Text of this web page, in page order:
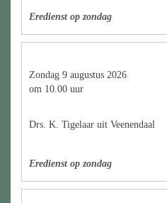
Eredienst op zondag
Zondag 9 augustus 2026
om 10.00 uur
Drs. K. Tigelaar uit Veenendaal
Eredienst op zondag